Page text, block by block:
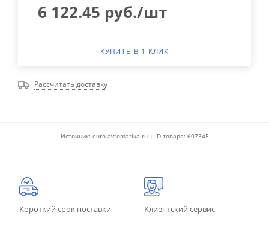
6 122.45 руб./шт
КУПИТЬ В 1 КЛИК
Рассчитать доставку
Источник: euro-avtomatika.ru | ID товара: 607345
Короткий срок поставки Клиентский сервис